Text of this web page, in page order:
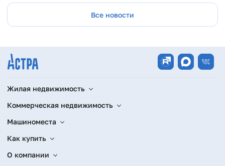
Все новости
Жилая недвижимость
Коммерческая недвижимость
Машиноместа
Как купить
О компании